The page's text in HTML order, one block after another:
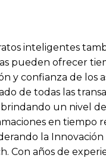
inteligentes
pueden ofrecer
y confianza de los
de todas las
un nivel
en tiempo
la
Con años de